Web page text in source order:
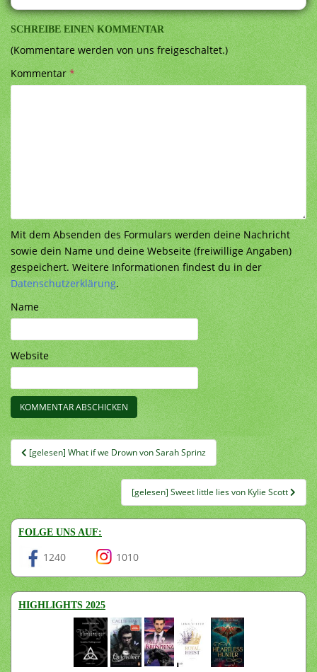
SCHREIBE EINEN KOMMENTAR
(Kommentare werden von uns freigeschaltet.)
Kommentar*
Mit dem Absenden des Formulars werden deine Nachricht
sowie dein Name und deine Webseite (freiwillige Angaben)
gespeichert. Weitere Informationen findest du in der
Datenschutzerklärung.
Name
Website
Beitragsnavigation
[gelesen] What if we Drown von Sarah Sprinz
[gelesen] Sweet little lies von Kylie Scott
FOLGE UNS AUF:
1240 1010
HIGHLIGHTS 2025